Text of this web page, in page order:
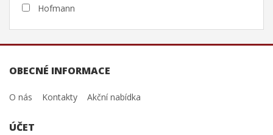
Hofmann
OBECNÉ INFORMACE
O nás Kontakty Akční nabídka
ÚČET